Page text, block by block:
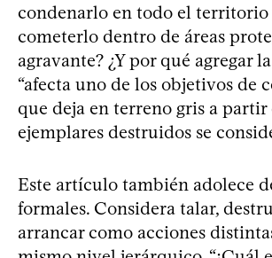
condenarlo en todo el territorio
cometerlo dentro de áreas
agravante? ¿Y por qué agregar
“afecta uno de los objetivos de
que deja en terreno gris a partir
ejemplares destruidos se
Este artículo también adolece
formales. Considera talar,
arrancar como acciones